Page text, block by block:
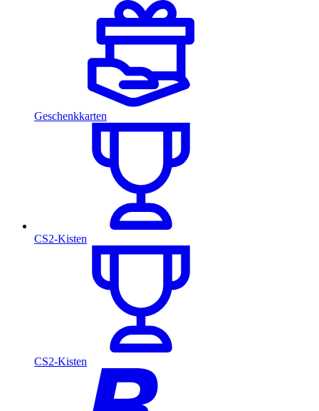
Geschenkkarten
CS2-Kisten
CS2-Kisten